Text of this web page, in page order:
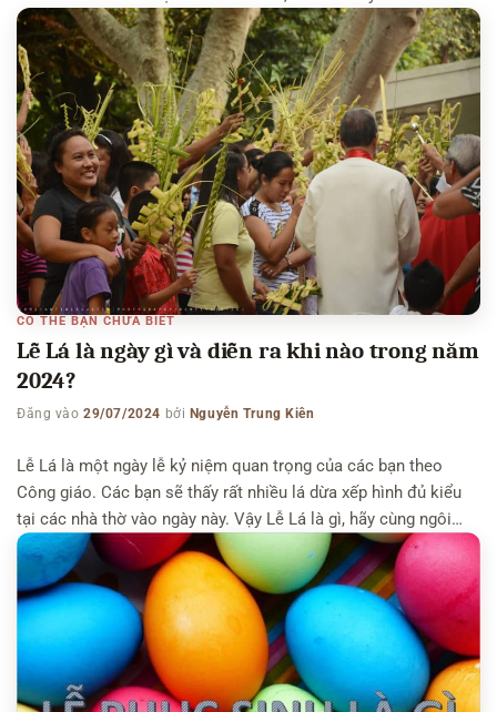
chẳng làm mình bận tâm. Doanh nghiệp vẫn theo cái guồng
truyền thông như TV, báo giấy […]
CÓ THỂ BẠN CHƯA BIẾT
Lễ Lá là ngày gì và diễn ra khi nào trong năm
2024?
Đăng vào29/07/2024 bởi Nguyễn Trung Kiên
Lễ Lá là một ngày lễ kỷ niệm quan trọng của các bạn theo
Công giáo. Các bạn sẽ thấy rất nhiều lá dừa xếp hình đủ kiểu
tại các nhà thờ vào ngày này. Vậy Lễ Lá là gì, hãy cùng ngôi
nhà kiến thức tìm hiểu qua bài viết này nhé. Có thể bạn […]